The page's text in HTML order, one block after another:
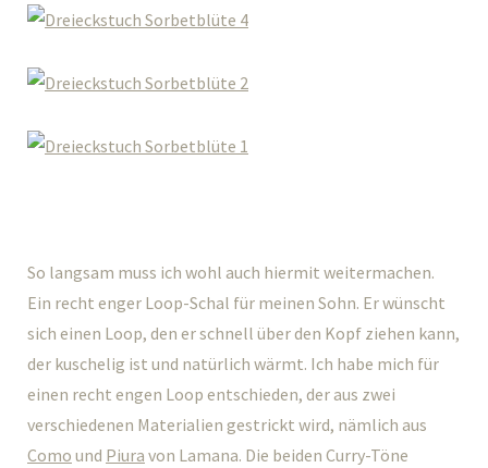
So langsam muss ich wohl auch hiermit weitermachen.
Ein recht enger Loop-Schal für meinen Sohn. Er wünscht
sich einen Loop, den er schnell über den Kopf ziehen kann,
der kuschelig ist und natürlich wärmt. Ich habe mich für
einen recht engen Loop entschieden, der aus zwei
verschiedenen Materialien gestrickt wird, nämlich aus
Como und Piura von Lamana. Die beiden Curry-Töne